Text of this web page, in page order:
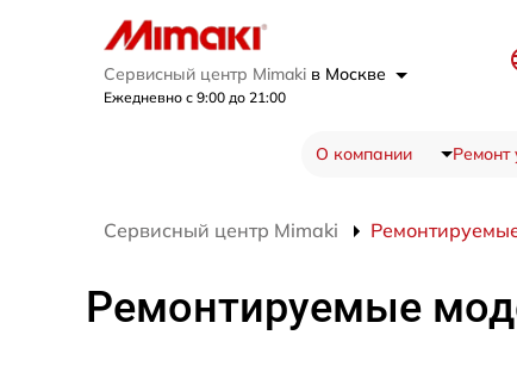
Сервисный центр Mimaki в Москве
Ежедневно с 9:00 до 21:00
О компании Ремонт
Сервисный центр Mimaki
Ремонтируемые